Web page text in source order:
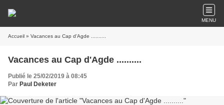
MENU
Accueil » Vacances au Cap d'Agde ..........
Vacances au Cap d'Agde ..........
Publié le 25/02/2019 à 08:45
Par Paul Deketer